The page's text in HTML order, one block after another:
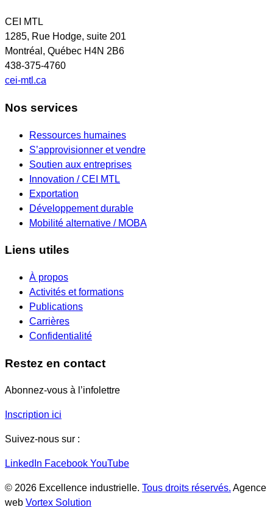
CEI MTL
1285, Rue Hodge, suite 201
Montréal, Québec H4N 2B6
438-375-4760
cei-mtl.ca
Nos services
Ressources humaines
S’approvisionner et vendre
Soutien aux entreprises
Innovation / CEI MTL
Exportation
Développement durable
Mobilité alternative / MOBA
Liens utiles
À propos
Activités et formations
Publications
Carrières
Confidentialité
Restez en contact
Abonnez-vous à l’infolettre
Inscription ici
Suivez-nous sur :
LinkedIn Facebook YouTube
© 2026 Excellence industrielle. Tous droits réservés. Agence
web Vortex Solution